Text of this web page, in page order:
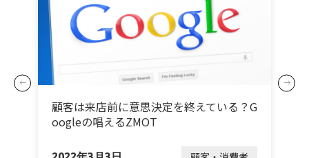
顧客は来店前に意思決定を終えている？G
oogleの唱えるZMOT